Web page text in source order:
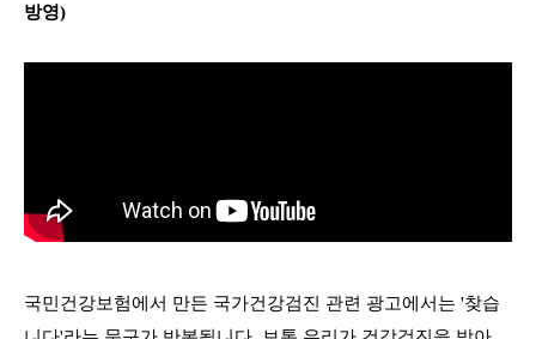
방영)
국민건강보험에서 만든 국가건강검진 관련 광고에서는 '찾습